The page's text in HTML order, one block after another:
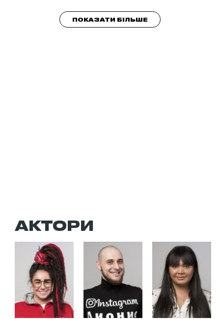
ПОКАЗАТИ БІЛЬШЕ
АКТОРИ